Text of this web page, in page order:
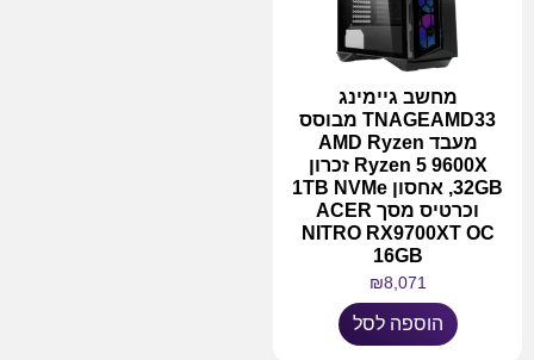
מחשב גיימינג
TNAGEAMD33 מבוסס
מעבד AMD Ryzen
Ryzen 5 9600X זכרון
32GB, אחסון 1TB NVMe
וכרטיס מסך ACER
NITRO RX9700XT OC
16GB
₪8,071
הוספה לסל